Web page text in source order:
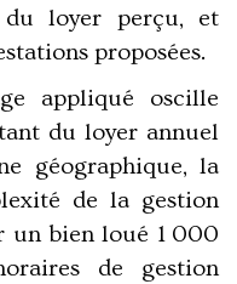
du loyer perçu, et
proposées.
appliqué oscille
du loyer annuel
géographique, la
de la gestion
un bien loué 1 000
de gestion